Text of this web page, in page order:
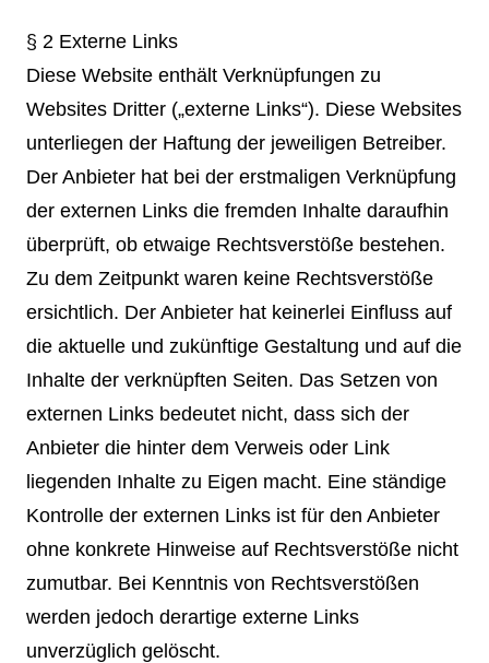
§ 2 Externe Links
Diese Website enthält Verknüpfungen zu
Websites Dritter („externe Links“). Diese Websites
unterliegen der Haftung der jeweiligen Betreiber.
Der Anbieter hat bei der erstmaligen Verknüpfung
der externen Links die fremden Inhalte daraufhin
überprüft, ob etwaige Rechtsverstöße bestehen.
Zu dem Zeitpunkt waren keine Rechtsverstöße
ersichtlich. Der Anbieter hat keinerlei Einfluss auf
die aktuelle und zukünftige Gestaltung und auf die
Inhalte der verknüpften Seiten. Das Setzen von
externen Links bedeutet nicht, dass sich der
Anbieter die hinter dem Verweis oder Link
liegenden Inhalte zu Eigen macht. Eine ständige
Kontrolle der externen Links ist für den Anbieter
ohne konkrete Hinweise auf Rechtsverstöße nicht
zumutbar. Bei Kenntnis von Rechtsverstößen
werden jedoch derartige externe Links
unverzüglich gelöscht.